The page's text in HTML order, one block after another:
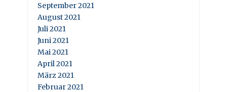
September 2021
August 2021
Juli 2021
Juni 2021
Mai 2021
April 2021
März 2021
Februar 2021